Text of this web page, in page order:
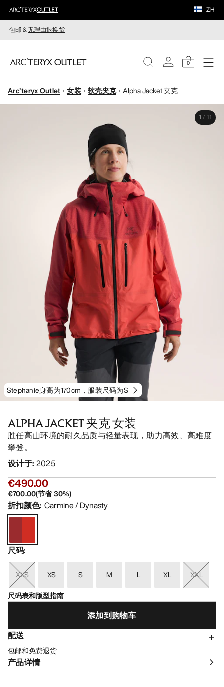
ZH
包邮 &无理由退换货
0
女装
Arc'teryx Outlet 女装 软壳夹克 Alpha Jacket 夹克
Stephanie身高为170cm，服装尺码为S
1 / 11
ALPHA JACKET 夹克 女装
胜任高山环境的耐久品质与轻量表现，助力高效、高难度
攀登。
设计于: 2025
€490.00
€700.00(节省30%)
折扣颜色: Carmine / Dynasty
尺码:
XXS XS S M L XL
XXL
尺码表和版型指南
添加到购物车
配送
包邮和免费退货
产品详情